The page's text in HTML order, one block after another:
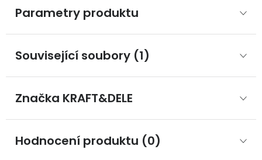
Parametry produktu
Související soubory (1)
Značka KRAFT&DELE
Hodnocení produktu (0)